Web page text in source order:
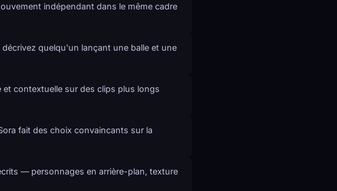
indépendant dans le même cadre
quelqu'un lançant une balle et une
et contextuelle sur des clips plus longs
fait des choix convaincants sur la
— personnages en arrière-plan, texture